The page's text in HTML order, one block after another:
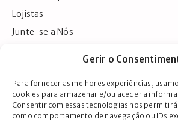
Gerir o
Para fornecer as melhores experiências,
cookies para armazenar e/ou aceder a
Consentir com essas tecnologias nos
como comportamento de navegação ou IDs
Lojistas
Junte-se a Nós
CONTACTOS
Largo da Igreja, 45, 3860-133 Avanca